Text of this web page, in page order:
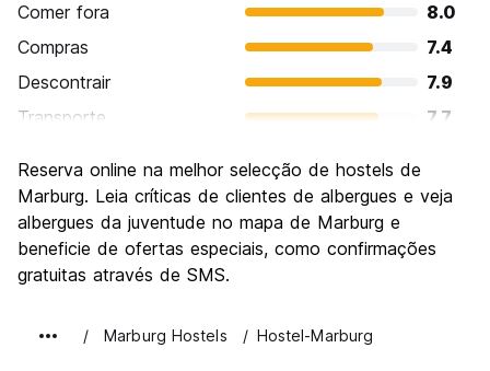
Comer fora
8.0
Compras
7.4
Descontrair
7.9
Transporte
7.7
Cultura
8.8
Festas / vida noturna
Custo-beneficio
7.9
Reserva online na melhor selecção de hostels de
Marburg. Leia críticas de clientes de albergues e veja
albergues da juventude no mapa de Marburg e
beneficie de ofertas especiais, como confirmações
gratuitas através de SMS.
Marburg Hostels Hostel-Marburg